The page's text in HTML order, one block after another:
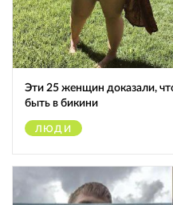
Эти 25 женщин доказали,
быть в бикини
ЛЮДИ